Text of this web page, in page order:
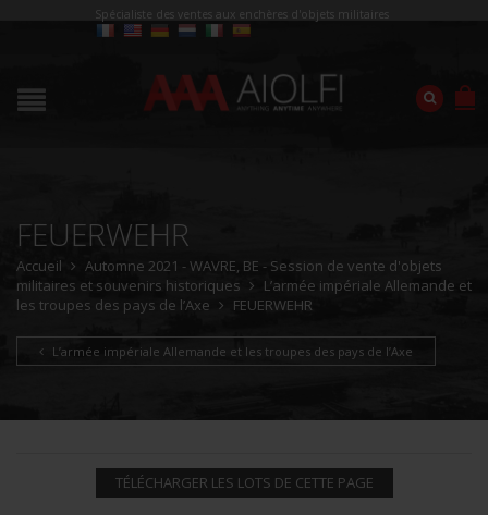
Spécialiste des ventes aux enchères d'objets militaires
FEUERWEHR
Accueil
Automne 2021 - WAVRE, BE - Session de vente d'objets
militaires et souvenirs historiques
L’armée impériale Allemande et
les troupes des pays de l’Axe
FEUERWEHR
L’armée impériale Allemande et les troupes des pays de l’Axe
TÉLÉCHARGER LES LOTS DE CETTE PAGE